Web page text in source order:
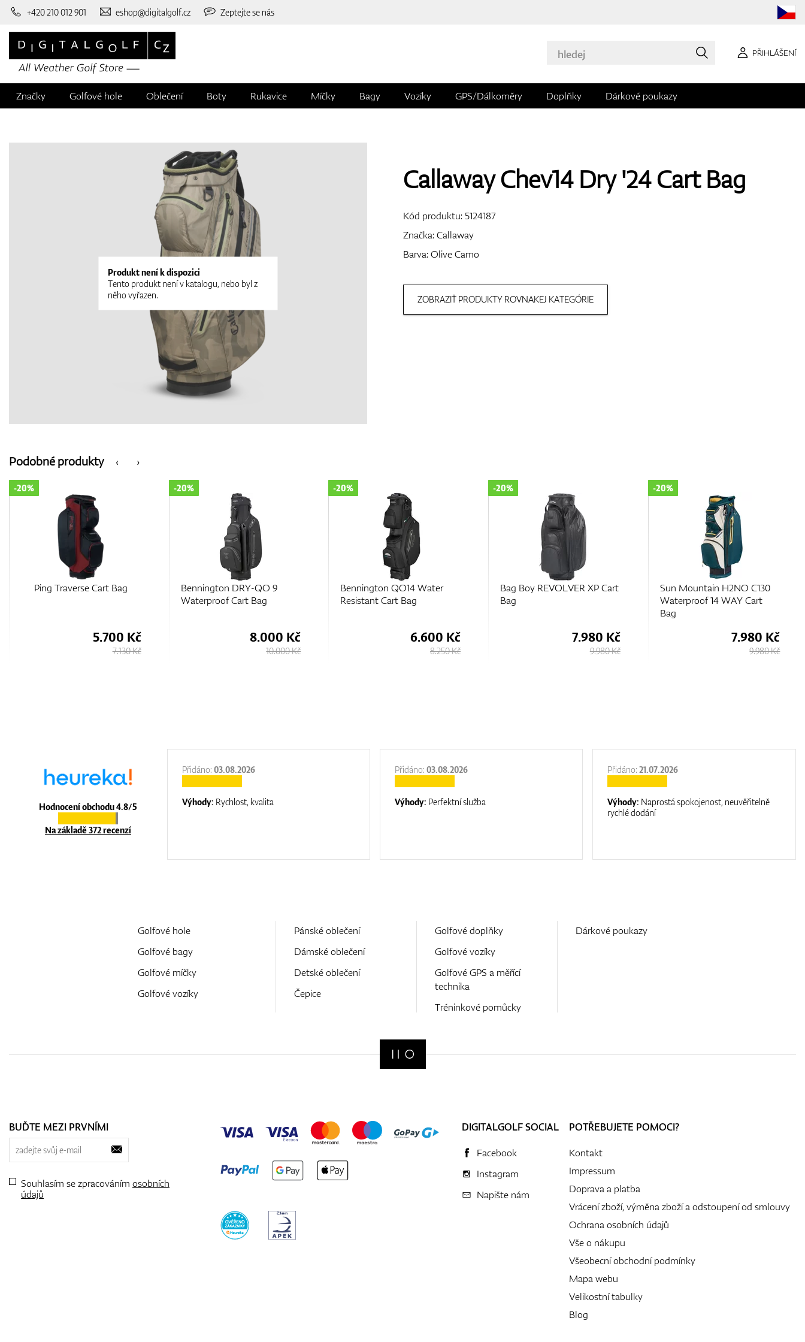
+420 210 012 901 eshop@digitalgolf.cz Zeptejte se nás
PŘIHLÁŠENÍ
Značky Golfové hole Oblečení Boty Rukavice Míčky Bagy Vozíky GPS/Dálkoměry Doplňky Dárkové poukazy
Produkt není k dispozici
Tento produkt není v katalogu, nebo byl z
něho vyřazen.
Callaway Chev14 Dry '24 Cart Bag
Kód produktu:5124187
Značka:Callaway
Barva: Olive Camo
ZOBRAZIŤ PRODUKTY ROVNAKEJ KATEGÓRIE
‹
Podobné produkty ›
Ping Traverse Cart Bag
-20%
5.700 Kč
7.130 Kč
Bennington DRY-QO 9
Waterproof Cart Bag
-20%
8.000 Kč
10.000 Kč
Bennington QO14 Water
Resistant Cart Bag
-20%
6.600 Kč
8.250 Kč
Bag Boy REVOLVER XP Cart
Bag
-20%
7.980 Kč
9.980 Kč
Sun Mountain H2NO C130
Waterproof 14 WAY Cart
Bag
-20%
7.980 Kč
9.980 Kč
Hodnocení obchodu 4.8/5
Na základě 372 recenzí
Přidáno:03.08.2026
Výhody: Rychlost, kvalita
Přidáno:03.08.2026
Výhody: Perfektní služba
Přidáno:21.07.2026
Výhody: Naprostá spokojenost, neuvěřitelně
rychlé dodání
Golfové hole
Golfové bagy
Golfové míčky
Golfové vozíky
Pánské oblečení
Dámské oblečení
Detské oblečení
Čepice
Golfové doplňky
Golfové vozíky
Golfové GPS a měřící
technika
Tréninkové pomůcky
Dárkové poukazy
BUĎTE MEZI PRVNÍMI
Souhlasím se zpracováním osobních
údajů
DIGITALGOLF SOCIAL
Facebook
Instagram
Napište nám
POTŘEBUJETE POMOCI?
Kontakt
Impressum
Doprava a platba
Vrácení zboží, výměna zboží a odstoupení od smlouvy
Ochrana osobních údajů
Vše o nákupu
Všeobecní obchodní podmínky
Mapa webu
Velikostní tabulky
Blog